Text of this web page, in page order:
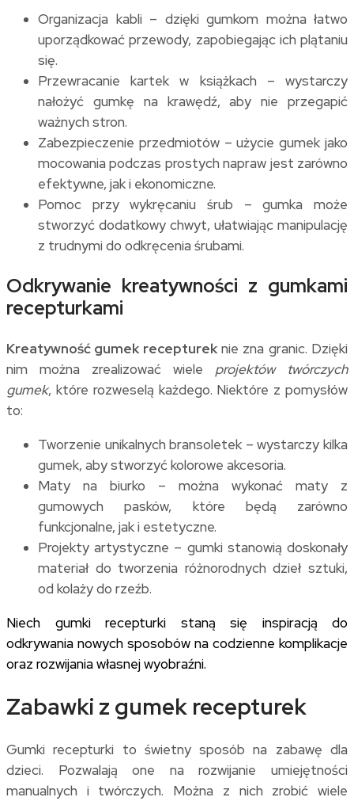
Organizacja kabli – dzięki gumkom można łatwo
uporządkować przewody, zapobiegając ich plątaniu
się.
Przewracanie kartek w książkach – wystarczy
nałożyć gumkę na krawędź, aby nie przegapić
ważnych stron.
Zabezpieczenie przedmiotów – użycie gumek jako
mocowania podczas prostych napraw jest zarówno
efektywne, jak i ekonomiczne.
Pomoc przy wykręcaniu śrub – gumka może
stworzyć dodatkowy chwyt, ułatwiając manipulację
z trudnymi do odkręcenia śrubami.
Odkrywanie kreatywności z gumkami
recepturkami
Kreatywność gumek receptureknie zna granic. Dzięki
nim można zrealizować wiele projektów twórczych
gumek, które rozweselą każdego. Niektóre z pomysłów
to:
Tworzenie unikalnych bransoletek – wystarczy kilka
gumek, aby stworzyć kolorowe akcesoria.
Maty na biurko – można wykonać maty z
gumowych pasków, które będą zarówno
funkcjonalne, jak i estetyczne.
Projekty artystyczne – gumki stanowią doskonały
materiał do tworzenia różnorodnych dzieł sztuki,
od kolaży do rzeźb.
Niech gumki recepturki staną się inspiracją do
odkrywania nowych sposobów na codzienne komplikacje
oraz rozwijania własnej wyobraźni.
Zabawki z gumek recepturek
Gumki recepturki to świetny sposób na zabawę dla
dzieci. Pozwalają one na rozwijanie umiejętności
manualnych i twórczych. Można z nich zrobić wiele